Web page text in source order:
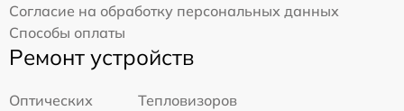
Согласие на обработку персональных данных
Способы оплаты
Ремонт устройств
Оптических
Тепловизоров